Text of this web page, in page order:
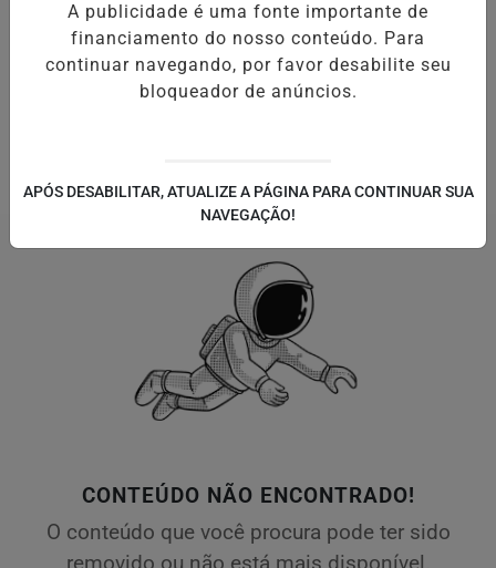
EM ALTA
CONTEÚDO NÃO ENCONTRADO!
O conteúdo que você procura pode ter sido
A publicidade é uma fonte importante de
financiamento do nosso conteúdo. Para
continuar navegando, por favor desabilite seu
bloqueador de anúncios.
APÓS DESABILITAR, ATUALIZE A PÁGINA PARA CONTINUAR SUA
NAVEGAÇÃO!